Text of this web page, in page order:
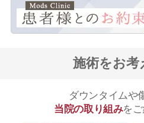
施術をお考
ダウンタイムや
当院の取り組みを